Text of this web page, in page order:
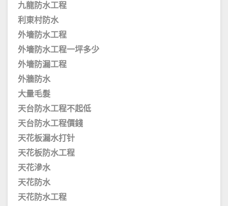
九龍防水工程
利東村防水
外墻防水工程
外墻防水工程一坪多少
外墻防漏工程
外牆防水
大量毛髮
天台防水工程不起低
天台防水工程價錢
天花板漏水打针
天花板防水工程
天花滲水
天花防水
天花防水工程